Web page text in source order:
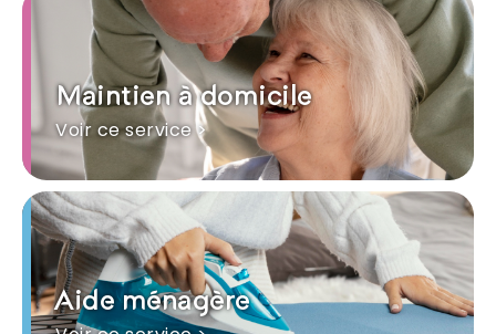
Maintien à domicile
Voir ce service >
Aide ménagère